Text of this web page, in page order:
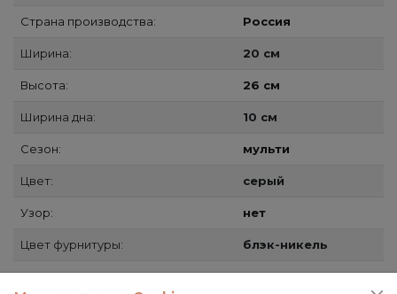
Страна производства: Россия
Ширина: 20 см
Высота: 26 см
Ширина дна: 10 см
Сезон: мульти
Цвет: серый
Узор: нет
Цвет фурнитуры: блэк-никель
Застежка: молния